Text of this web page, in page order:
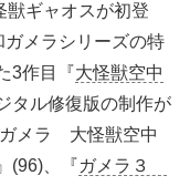
獣ギャオスが初登
ガメラシリーズの特
3作目『大怪獣空中
タル修復版の制作が
メラ 大怪獣空中
』(96)、『ガメラ３